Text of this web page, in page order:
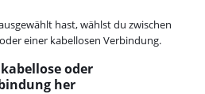
hast, wählst du zwischen
einer kabellosen Verbindung.
oder
her